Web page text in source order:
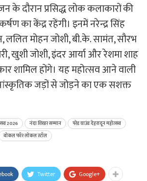
के दौरान प्रसिद्ध लोक कलाकारों की
का केंद्र रहेंगी। इनमें नरेन्द्र सिंह
ललित मोहन जोशी, बी.के. सामंत, सौरभ
खुशी जोशी, इंदर आर्या और रेशमा शाह
शामिल होंगे। यह महोत्सव आने वाली
जड़ों से जोड़ने का एक सशक्त
2026 नंदा शिखर सम्मान
परेड ग्राउंड देहरादून महोत्सव
वोकल फॉर लोकल स्टॉल
Twitter Google+